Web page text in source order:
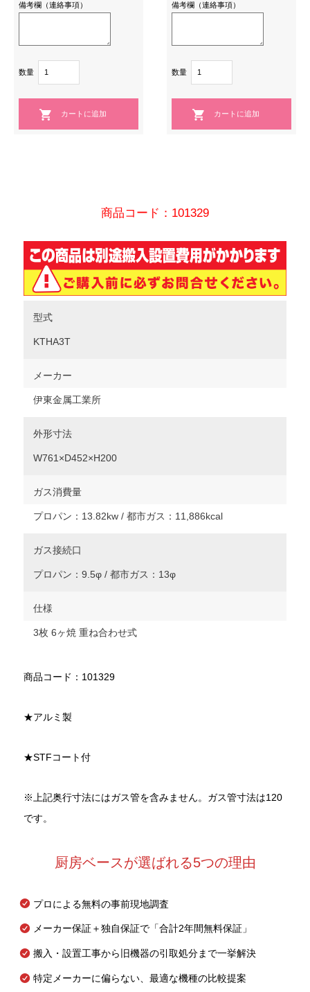
備考欄（連絡事項）
数量
備考欄（連絡事項）
数量
商品コード：101329
型式
KTHA3T
メーカー
伊東金属工業所
外形寸法
W761×D452×H200
ガス消費量
プロパン：13.82kw / 都市ガス：11,886kcal
ガス接続口
プロパン：9.5φ / 都市ガス：13φ
仕様
3枚 6ヶ焼 重ね合わせ式
商品コード：101329
★アルミ製
★STFコート付
※上記奥行寸法にはガス管を含みません。ガス管寸法は120
です。
厨房ベースが選ばれる5つの理由
プロによる無料の事前現地調査
メーカー保証＋独自保証で「合計2年間無料保証」
搬入・設置工事から旧機器の引取処分まで一挙解決
特定メーカーに偏らない、最適な機種の比較提案